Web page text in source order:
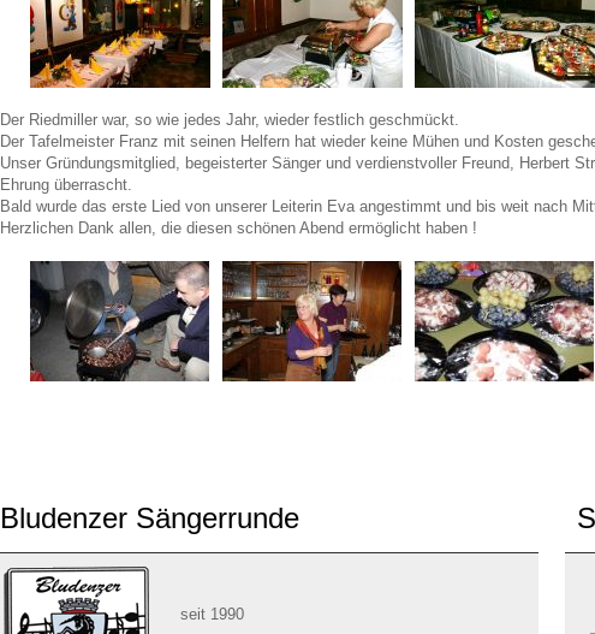
Der Riedmiller war, so wie jedes Jahr, wieder festlich geschmückt.
Der Tafelmeister Franz mit seinen Helfern hat wieder keine Mühen und Kosten
Unser Gründungsmitglied, begeisterter Sänger und verdienstvoller Freund, Herbert
Ehrung überrascht.
Bald wurde das erste Lied von unserer Leiterin Eva angestimmt und bis weit nach
Herzlichen Dank allen, die diesen schönen Abend ermöglicht haben !
Bludenzer Sängerrunde
seit 1990